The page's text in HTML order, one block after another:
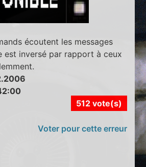
écoutent les messages
est inversé par rapport à ceux
512 vote(s)
Voter pour cette erreur